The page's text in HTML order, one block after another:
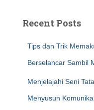
Recent Posts
Tips dan Trik
Berselancar Sambil
Menjelajahi Seni
Menyusun